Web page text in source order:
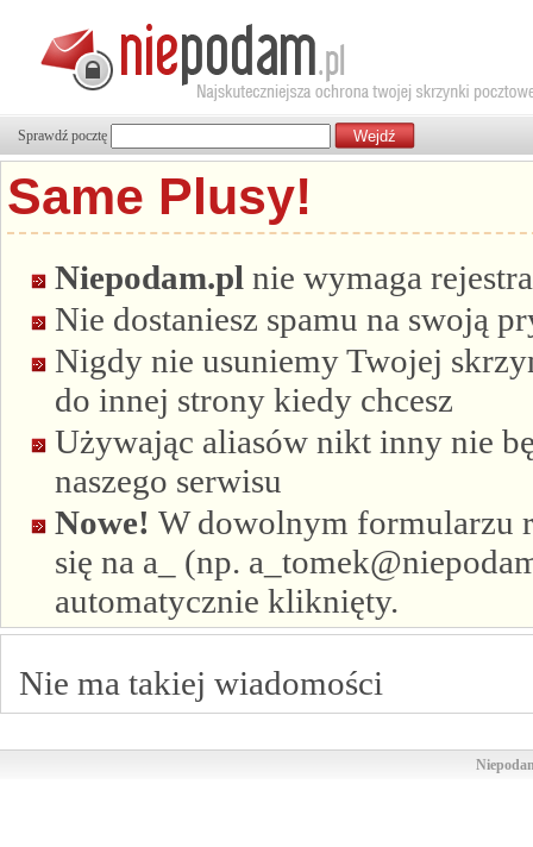
Sprawdź pocztę
Same Plusy!
Niepodam.pl nie wymaga
Nie dostaniesz spamu na swoją
Nigdy nie usuniemy Twojej
do innej strony kiedy chcesz
Używając aliasów nikt inny nie
naszego serwisu
Nowe! W dowolnym formularzu
się na a_ (np.
automatycznie kliknięty.
Nie ma takiej wiadomości